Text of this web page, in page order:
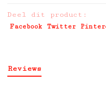
Deel dit product:
Facebook Twitter
Reviews